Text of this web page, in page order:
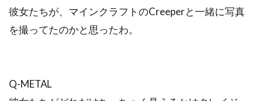
彼女たちが、マインクラフトのCreeperと一緒に写真
を撮ってたのかと思ったわ。
Q-METAL